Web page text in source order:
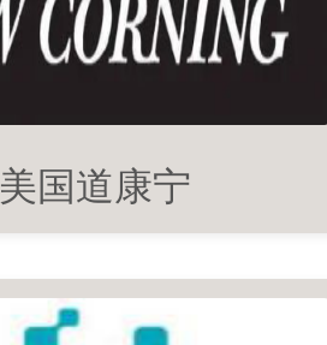
美国道康宁